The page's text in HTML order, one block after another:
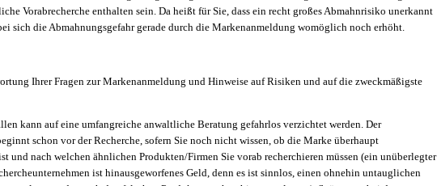
Vorabrecherche enthalten sein. Da heißt für Sie, dass ein recht großes Abmahnrisiko unerkannt
sich die Abmahnungsgefahr gerade durch die Markenanmeldung womöglich noch erhöht.
Ihrer Fragen zur Markenanmeldung und Hinweise auf Risiken und auf die zweckmäßigste
kann auf eine umfangreiche anwaltliche Beratung gefahrlos verzichtet werden. Der
schon vor der Recherche, sofern Sie noch nicht wissen, ob die Marke überhaupt
und nach welchen ähnlichen Produkten/Firmen Sie vorab recherchieren müssen (ein unüberlegter
ist hinausgeworfenes Geld, denn es ist sinnlos, einen ohnehin untauglichen